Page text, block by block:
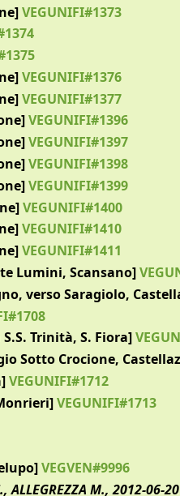
VEGUNIFI#1373
VEGUNIFI#1376
VEGUNIFI#1377
VEGUNIFI#1396
VEGUNIFI#1397
VEGUNIFI#1398
VEGUNIFI#1399
VEGUNIFI#1400
VEGUNIFI#1410
VEGUNIFI#1411
Lumini, Scansano]
verso Saragiolo,
Trinità, S. Fiora]
Sotto Crocione,
VEGUNIFI#1712
VEGUNIFI#1713
VEGVEN#9996
ALLEGREZZA M., 2012-06-20